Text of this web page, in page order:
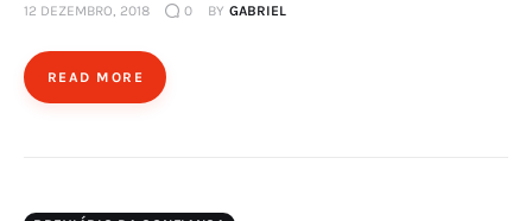
12 DEZEMBRO, 2018 0 BY GABRIEL
READ MORE